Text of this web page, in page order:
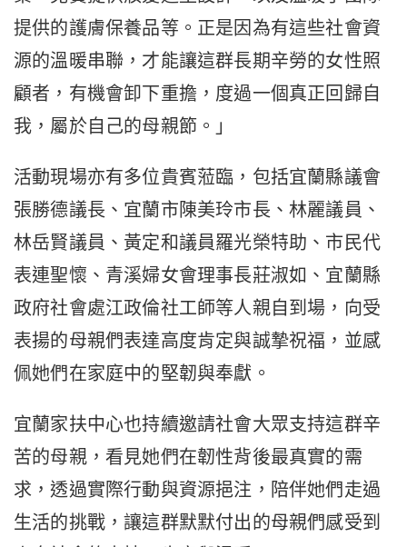
提供的護膚保養品等。正是因為有這些社會資
源的溫暖串聯，才能讓這群長期辛勞的女性照
顧者，有機會卸下重擔，度過一個真正回歸自
我，屬於自己的母親節。」
活動現場亦有多位貴賓蒞臨，包括宜蘭縣議會
張勝德議長、宜蘭市陳美玲市長、林麗議員、
林岳賢議員、黃定和議員羅光榮特助、市民代
表連聖懷、青溪婦女會理事長莊淑如、宜蘭縣
政府社會處江政倫社工師等人親自到場，向受
表揚的母親們表達高度肯定與誠摯祝福，並感
佩她們在家庭中的堅韌與奉獻。
宜蘭家扶中心也持續邀請社會大眾支持這群辛
苦的母親，看見她們在韌性背後最真實的需
求，透過實際行動與資源挹注，陪伴她們走過
生活的挑戰，讓這群默默付出的母親們感受到